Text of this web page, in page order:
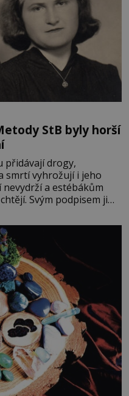
StB byly horší
přidávají drogy,
smrtí vyhrožují i jeho
a estébákům
Svým podpisem jim
brněnského řezníka